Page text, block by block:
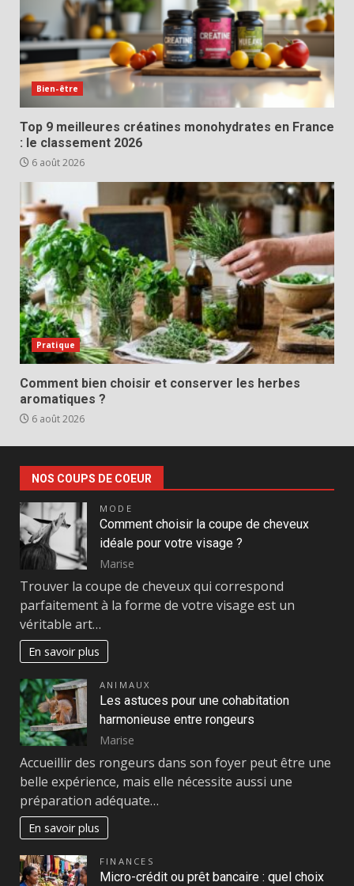
Bien-être
Top 9 meilleures créatines monohydrates en France
: le classement 2026
6 août 2026
Pratique
Comment bien choisir et conserver les herbes
aromatiques ?
6 août 2026
NOS COUPS DE COEUR
MODE
Comment choisir la coupe de cheveux
idéale pour votre visage ?
Marise
Trouver la coupe de cheveux qui correspond
parfaitement à la forme de votre visage est un
véritable art…
En savoir plus
ANIMAUX
Les astuces pour une cohabitation
harmonieuse entre rongeurs
Marise
Accueillir des rongeurs dans son foyer peut être une
belle expérience, mais elle nécessite aussi une
préparation adéquate…
En savoir plus
FINANCES
Micro-crédit ou prêt bancaire : quel choix